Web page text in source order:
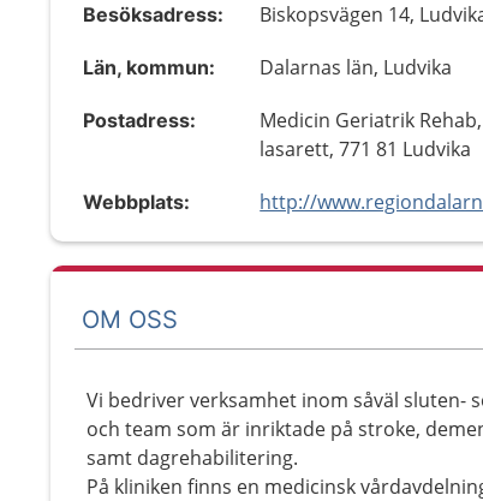
Besöksadress: Biskopsvägen 14,
Län, kommun: Dalarnas län, Ludvika
Postadress:
Medicin Geriatrik
lasarett, 771 81 Ludvika
Webbplats: http://
OM OSS
Vi bedriver verksamhet inom såväl sluten-
och team som är inriktade på stroke,
samt dagrehabilitering.
På kliniken finns en medicinsk